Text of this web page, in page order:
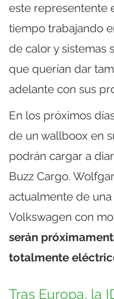
este representente
tiempo trabajando
de calor y sistemas
que querían dar
adelante con sus
En los próximos
de un wallboox en
podrán cargar a
Buzz Cargo.
actualmente de
Volkswagen con
serán
totalmente
Tras Europa, la